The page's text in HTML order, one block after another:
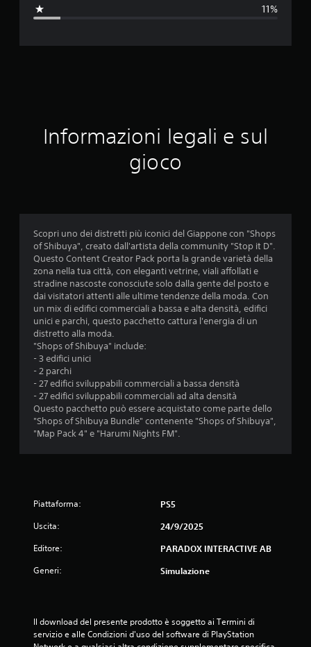
i
e
i
a
d
i
2
l
u
11%
Informazioni legali e sul
gioco
Scopri uno dei distretti più iconici del Giappone con "Shops
of Shibuya", creato dall'artista della community "Stop it D".
Questo Content Creator Pack porta la grande varietà della
zona nella tua città, con eleganti vetrine, viali affollati e
stradine nascoste conosciute solo dalla gente del posto e
dai visitatori attenti alle ultime tendenze della moda. Con
un mix di edifici commerciali a bassa e alta densità, edifici
unici e parchi, questo pacchetto cattura l'energia di un
distretto alla moda.
"Shops of Shibuya" include:
- 3 edifici unici
- 2 parchi
- 27 edifici sviluppabili commerciali a bassa densità
- 27 edifici sviluppabili commerciali ad alta densità
Questo pacchetto può essere acquistato come parte dello
"Shops of Shibuya Bundle" contenente "Shops of Shibuya",
"Map Pack 4" e "Harumi Nights FM".
Piattaforma: PS5
Uscita: 24/9/2025
Editore: PARADOX INTERACTIVE AB
Generi: Simulazione
Il download del presente prodotto è soggetto ai Termini di
servizio e alle Condizioni d'uso del software di PlayStation